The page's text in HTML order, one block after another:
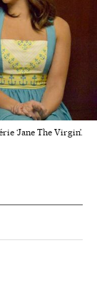
‘Jane The Virgin’.